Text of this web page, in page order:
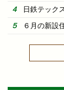
日鉄テック
６月の新設